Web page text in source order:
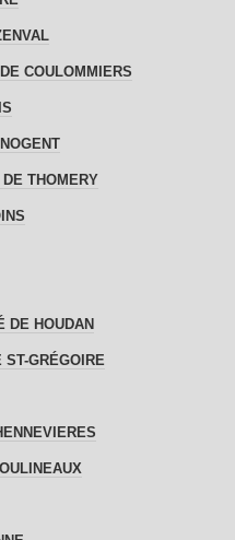
COULOMMIERS
THOMERY
DE HOUDAN
ST-GRÉGOIRE